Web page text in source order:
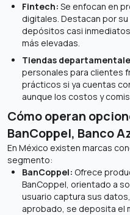
Fintech: Se enfocan en
digitales. Destacan por
depósitos casi
más elevadas.
Tiendas
personales para clientes
prácticos si ya cuentas
aunque los costos y
Cómo operan
BanCoppel, Banco
En México existen marcas
segmento:
BanCoppel: Ofrece
BanCoppel, orientado a
usuario captura sus
aprobado, se deposita el